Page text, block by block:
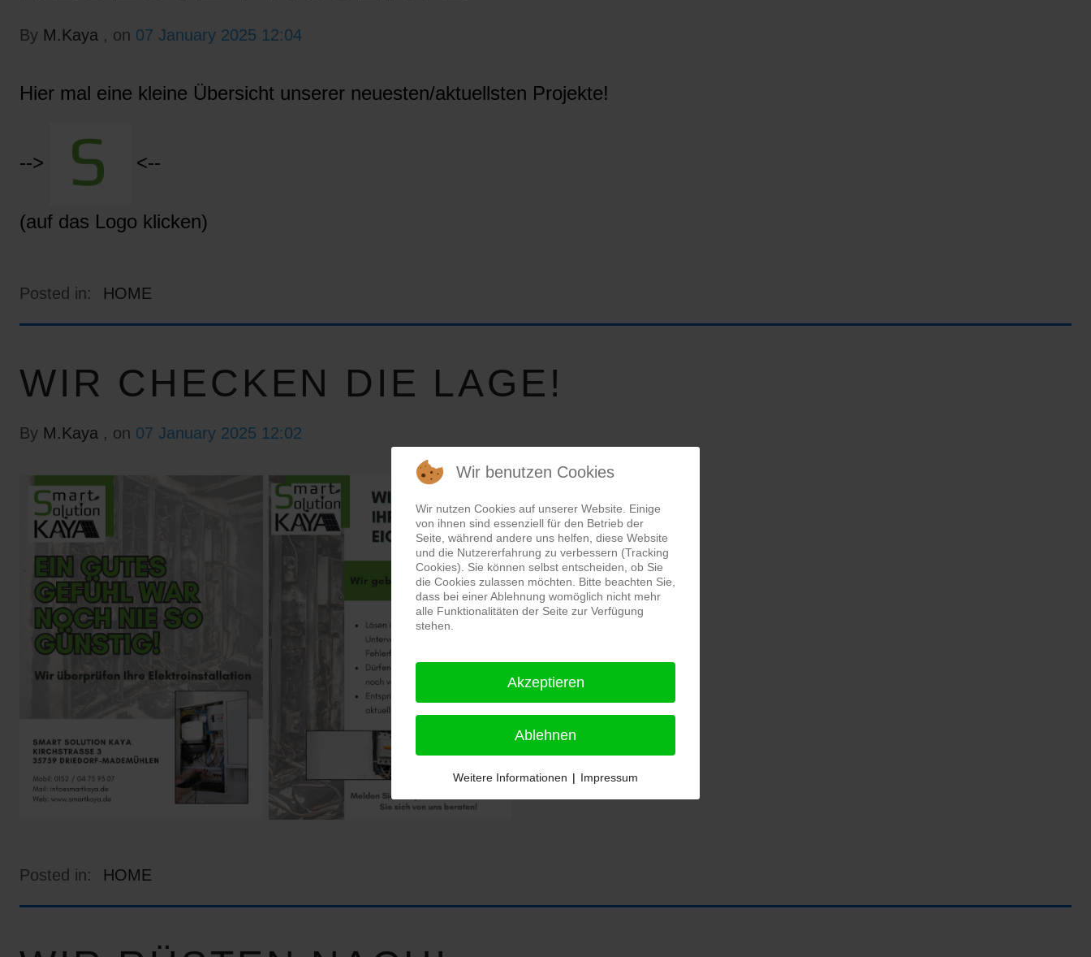
By M.Kaya , on 07 January 2025 12:04
Hier mal eine kleine Übersicht unserer neuesten/aktuellsten Projekte!
--> <--
(auf das Logo klicken)
Posted in: HOME
WIR CHECKEN DIE LAGE!
By M.Kaya , on 07 January 2025 12:02
Posted in: HOME
Wir benutzen Cookies
Wir nutzen Cookies auf unserer Website. Einige
von ihnen sind essenziell für den Betrieb der
Seite, während andere uns helfen, diese Website
und die Nutzererfahrung zu verbessern (Tracking
Cookies). Sie können selbst entscheiden, ob Sie
die Cookies zulassen möchten. Bitte beachten Sie,
dass bei einer Ablehnung womöglich nicht mehr
alle Funktionalitäten der Seite zur Verfügung
stehen.
Akzeptieren
Ablehnen
Weitere Informationen | Impressum